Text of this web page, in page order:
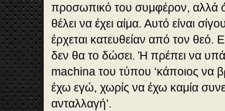
προσωπικό του συμφέρον, αλλά
θέλει να έχει αίμα. Αυτό είναι
έρχεται κατευθείαν από τον
δεν θα το δώσει. Ή πρέπει να
machina του τύπου ‘κάποιος να
έχω εγώ, χωρίς να έχω καμία
ανταλλαγή’.